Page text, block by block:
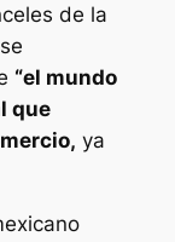
de la
“el mundo
que
ya